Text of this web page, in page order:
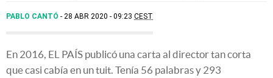
PABLO CANTÓ 28 ABR 2020 - 09:23 CEST
En 2016, EL PAÍS publicó una carta al director tan corta
que casi cabía en un tuit. Tenía 56 palabras y 293